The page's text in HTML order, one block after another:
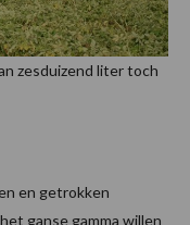
zesduizend liter toch
en getrokken
ganse gamma willen